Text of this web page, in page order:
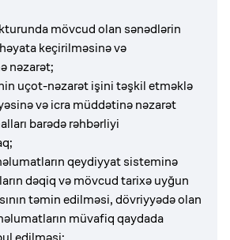
mövcud olan sənədlərin
keçirilməsinə və
nəzarət;
uçot-nəzarət işini təşkil etməklə
və icra müddətinə nəzarət
barədə rəhbərliyi
qeydiyyat sisteminə
dəqiq və mövcud tarixə uyğun
təmin edilməsi, dövriyyədə olan
müvafiq qaydada